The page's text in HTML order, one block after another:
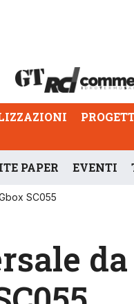
PAPER EVENTI
SC055